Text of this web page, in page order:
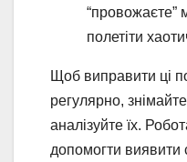
“провожаєте”
полетіти
Щоб виправити ці
регулярно,
аналізуйте їх.
допомогти виявити